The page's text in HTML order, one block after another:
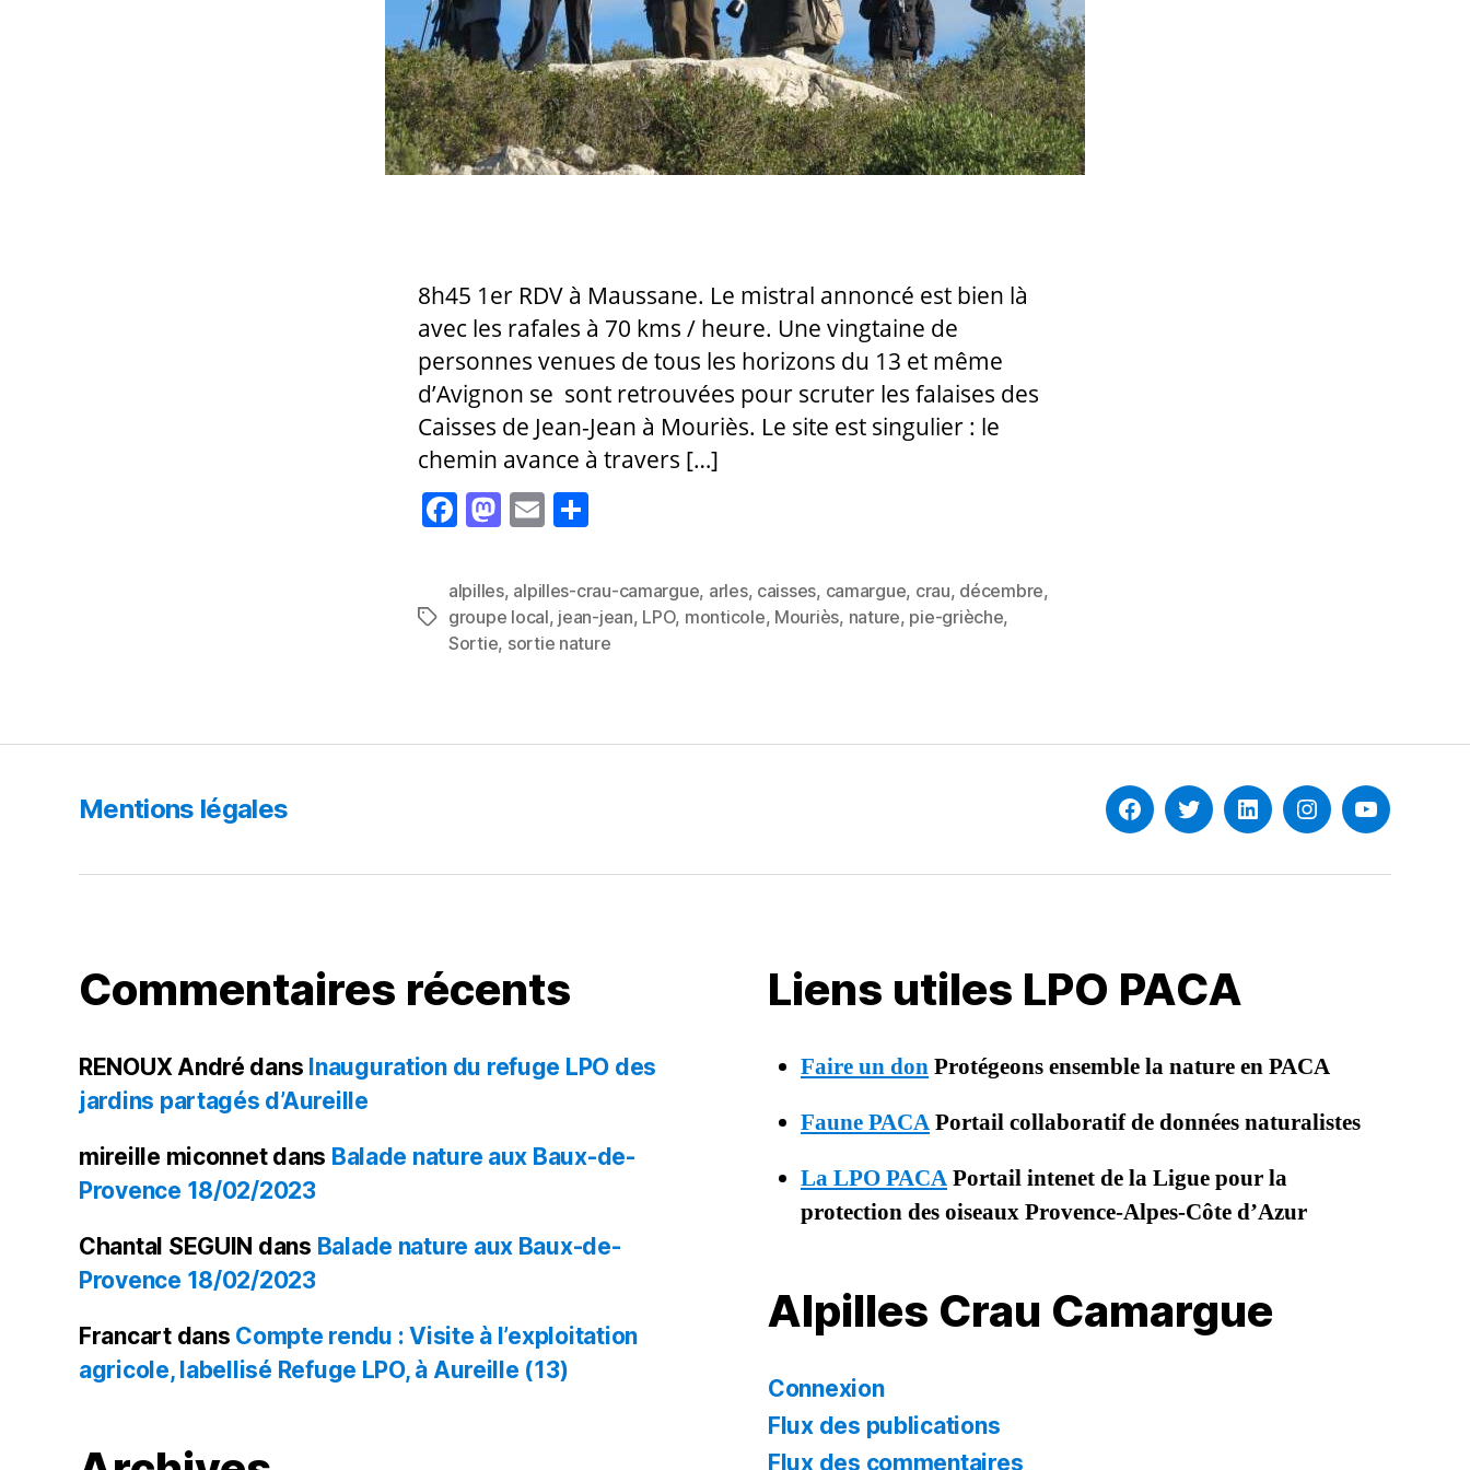
8h45 1er RDV à Maussane. Le mistral annoncé est bien là
avec les rafales à 70 kms / heure. Une vingtaine de
personnes venues de tous les horizons du 13 et même
d’Avignon se sont retrouvées pour scruter les falaises des
Caisses de Jean-Jean à Mouriès. Le site est singulier : le
chemin avance à travers […]
F
c
e
b
k
M
to
d
o
E
ai
l
rt
a
g
Étiquettes
alpilles, alpilles-crau-camargue, arles, caisses, camargue, crau, décembre,
groupe local, jean-jean, LPO, monticole, Mouriès, nature, pie-grièche,
Sortie, sortie nature
Mentions légales FacebookTwitterLinkedinInstagramYouTube
Commentaires récents
RENOUX André dans Inauguration du refuge LPO des
jardins partagés d’Aureille
mireille miconnetdans Balade nature aux Baux-de-
Provence 18/02/2023
Chantal SEGUIN dans Balade nature aux Baux-de-
Provence 18/02/2023
Francartdans Compte rendu : Visite à l’exploitation
agricole, labellisé Refuge LPO, à Aureille (13)
Liens utiles LPO PACA
Faire un donProtégeons ensemble la nature en PACA
Faune PACAPortail collaboratif de données naturalistes
La LPO PACAPortail intenet de la Ligue pour la
protection des oiseaux Provence-Alpes-Côte d’Azur
Alpilles Crau Camargue
Connexion
Flux des publications
Flux des commentaires